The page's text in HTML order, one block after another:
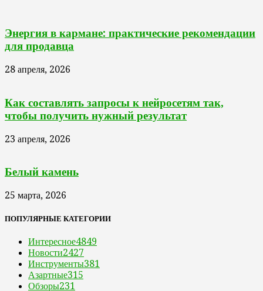
Энергия в кармане: практические рекомендации
для продавца
28 апреля, 2026
Как составлять запросы к нейросетям так,
чтобы получить нужный результат
23 апреля, 2026
Белый камень
25 марта, 2026
ПОПУЛЯРНЫЕ КАТЕГОРИИ
Интересное4849
Новости2427
Инструменты381
Азартные315
Обзоры231